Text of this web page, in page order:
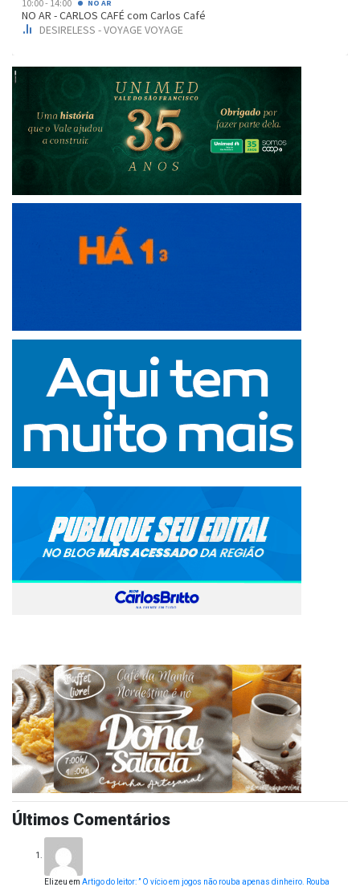
Últimos Comentários
Elizeu em Artigo do leitor: ” O vício em jogos não rouba apenas dinheiro. Rouba